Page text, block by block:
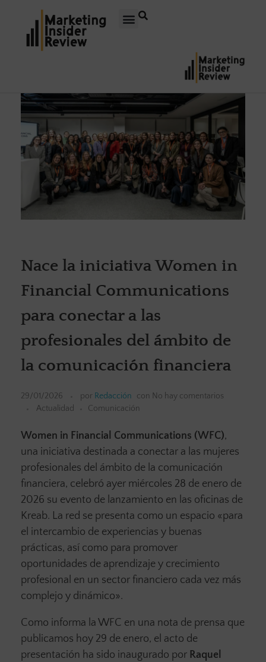
Nace la iniciativa Women in
Financial Communications
para conectar a las
profesionales del ámbito de
la comunicación financiera
29/01/2026 por Redacción con No hay comentarios
Actualidad
Comunicación
Women in Financial Communications (WFC),
una iniciativa destinada a conectar a las mujeres
profesionales del ámbito de la comunicación
financiera, celebró ayer miércoles 28 de enero de
2026 su evento de lanzamiento en las oficinas de
Kreab. La red se presenta como un espacio «para
el intercambio de experiencias y buenas
prácticas, así como para promover
oportunidades de aprendizaje y crecimiento
profesional en un sector financiero cada vez más
complejo y dinámico».
Como informa la WFC en una nota de prensa que
publicamos hoy 29 de enero, el acto de
presentación ha sido inaugurado por Raquel